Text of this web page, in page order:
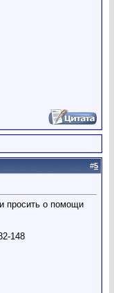
#5
просить о помощи
148